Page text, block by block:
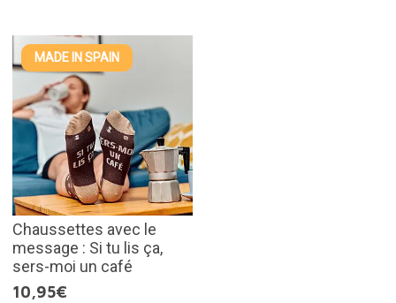
MADE IN SPAIN
Chaussettes avec le
message : Si tu lis ça,
sers-moi un café
10,95€